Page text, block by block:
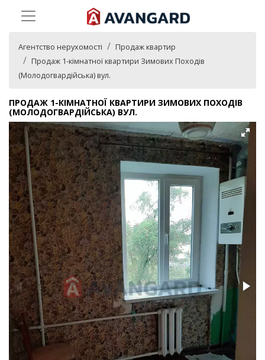
Агентство нерухомості
Продаж квартир
Продаж 1-кімнатної квартири Зимових Походів
(Молодогвардійська) вул.
ПРОДАЖ 1-КІМНАТНОЇ КВАРТИРИ ЗИМОВИХ ПОХОДІВ
(МОЛОДОГВАРДІЙСЬКА) ВУЛ.